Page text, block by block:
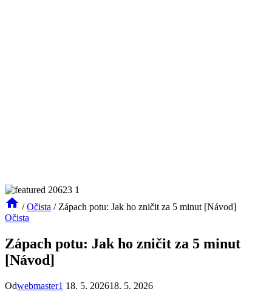
/ Očista / Zápach potu: Jak ho zničit za 5 minut [Návod]
Očista
Zápach potu: Jak ho zničit za 5 minut
[Návod]
Odwebmaster1 18. 5. 202618. 5. 2026